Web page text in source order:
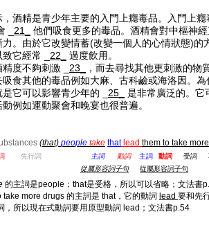
精是青少年主要的入門上癮毒品。入門上癮
_ 21_
他們吸食更多的毒品。酒精會對中樞神
。由於它改變情蓄(改變一個人的心情狀態)的
它經常 _ 22_
過度飲用。
度不夠刺激 _ 23_
，而去尋找其他更刺激的物
食其他的毒品例如大麻、古科鹼或海洛因。
它可以影響青少年的 _ 25_
是非常廣泛的。它
例如運動聚會和晚宴也很普遍。
(that) people take thatlead them to take
先行詞 主詞 動詞 主詞 動詞 受詞
從屬形容詞子句 從屬形容詞子句
的主詞是people；that是受格，所以可以省略；文法書
take more drugs 的主詞是 that，它的動詞 lead 要和先
，所以現在式動詞要用原型動詞 lead；文法書p.54